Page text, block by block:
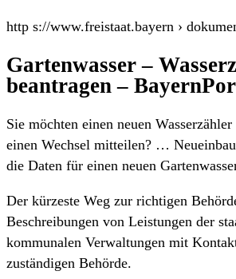
http s://www.freistaat.bayern ›
Gartenwasser –
beantragen –
Sie möchten einen neuen
einen Wechsel mitteilen? …
die Daten für einen neuen
Der kürzeste Weg zur richtigen
Beschreibungen von Leistungen der
kommunalen Verwaltungen mit
zuständigen Behörde.